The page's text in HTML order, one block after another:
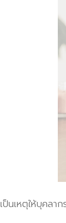
เป็นเหตุให้บุคลา